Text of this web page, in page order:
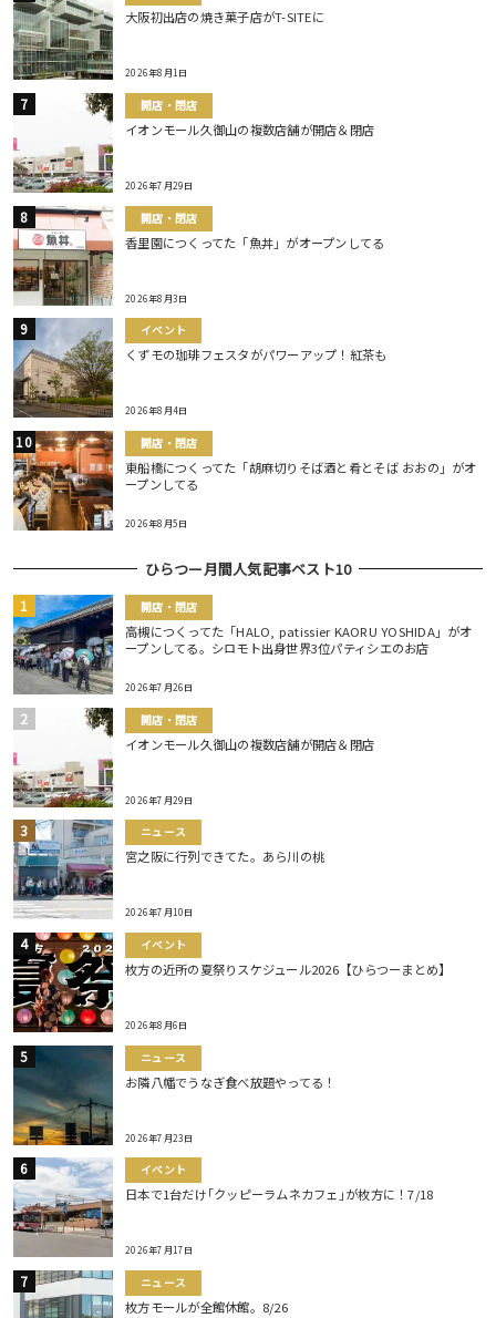
大阪初出店の焼き菓子店がT-SITEに
2026年8月1日
開店・閉店
イオンモール久御山の複数店舗が開店＆閉店
2026年7月29日
開店・閉店
香里園につくってた「魚丼」がオープンしてる
2026年8月3日
イベント
くずモの珈琲フェスタがパワーアップ！紅茶も
2026年8月4日
開店・閉店
東船橋につくってた「胡麻切りそば酒と肴とそば おおの」がオ
ープンしてる
2026年8月5日
ひらつー月間人気記事ベスト10
開店・閉店
高槻につくってた「HALO, patissier KAORU YOSHIDA」がオ
ープンしてる。シロモト出身世界3位パティシエのお店
2026年7月26日
開店・閉店
イオンモール久御山の複数店舗が開店＆閉店
2026年7月29日
ニュース
宮之阪に行列できてた。あら川の桃
2026年7月10日
イベント
枚方の近所の夏祭りスケジュール2026【ひらつーまとめ】
2026年8月6日
ニュース
お隣八幡でうなぎ食べ放題やってる！
2026年7月23日
イベント
日本で1台だけ｢クッピーラムネカフェ｣が枚方に！7/18
2026年7月17日
ニュース
枚方モールが全館休館。8/26